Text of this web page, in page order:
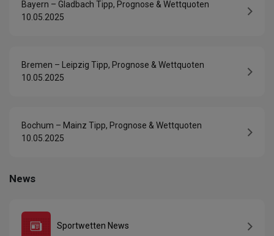
Bayern – Gladbach Tipp, Prognose & Wettquoten
10.05.2025
Bremen – Leipzig Tipp, Prognose & Wettquoten
10.05.2025
Bochum – Mainz Tipp, Prognose & Wettquoten
10.05.2025
News
Sportwetten News